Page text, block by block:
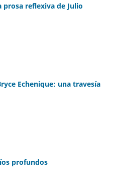
reflexiva de Julio
Echenique: una travesía
profundos